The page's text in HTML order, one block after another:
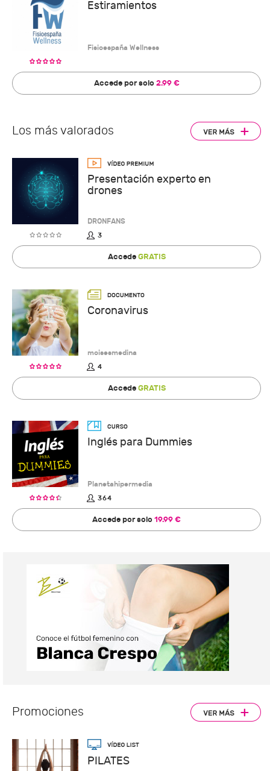
Estiramientos
Fisioespaña Wellness
Accede por solo2.99 €
Los más valorados
Presentación experto en
drones
DRONFANS
3
AccedeGRATIS
Coronavirus
moisesmedina
4
AccedeGRATIS
Inglés para Dummies
Planetahipermedia
364
Accede por solo19.99 €
Promociones
PILATES